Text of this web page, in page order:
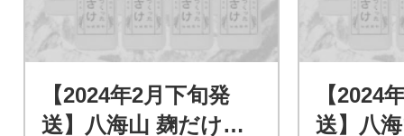
【2024年2月下旬発
送】八海山 麹だけで
【2024
送】八